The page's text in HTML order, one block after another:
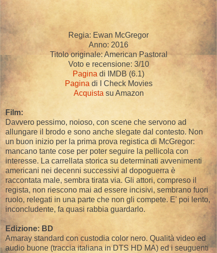
Regia: Ewan McGregor
Anno: 2016
Titolo originale: American Pastoral
Voto e recensione: 3/10
Pagina di IMDB (6.1)
Pagina di I Check Movies
Acquista su Amazon
Film:
Davvero pessimo, noioso, con scene che servono ad
allungare il brodo e sono anche slegate dal contesto. Non
un buon inizio per la prima prova registica di McGregor:
mancano tante cose per poter seguire la pellicola con
interesse. La carrellata storica su determinati avvenimenti
americani nei decenni successivi al dopoguerra è
raccontata male, sembra tirata via. Gli attori, compreso il
regista, non riescono mai ad essere incisivi, sembrano fuori
ruolo, relegati in una parte che non gli compete. E' poi lento,
inconcludente, fa quasi rabbia guardarlo.
Edizione: BD
Amaray standard con custodia color nero. Qualità video ed
audio buone (traccia italiana in DTS HD MA) ed i seuguenti